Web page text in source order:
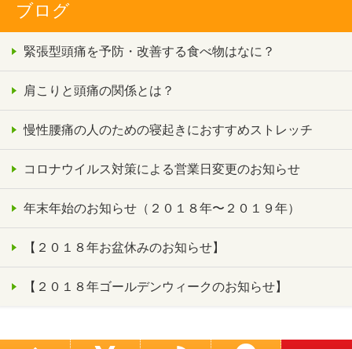
ブログ
緊張型頭痛を予防・改善する食べ物はなに？
肩こりと頭痛の関係とは？
慢性腰痛の人のための寝起きにおすすめストレッチ
コロナウイルス対策による営業日変更のお知らせ
年末年始のお知らせ（２０１８年〜２０１９年）
【２０１８年お盆休みのお知らせ】
【２０１８年ゴールデンウィークのお知らせ】